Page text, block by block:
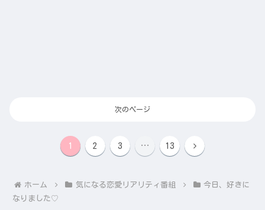
次のページ
1 2 3 … 13 次
ホーム 気になる恋愛リアリティ番組
今日、好きに
なりました♡